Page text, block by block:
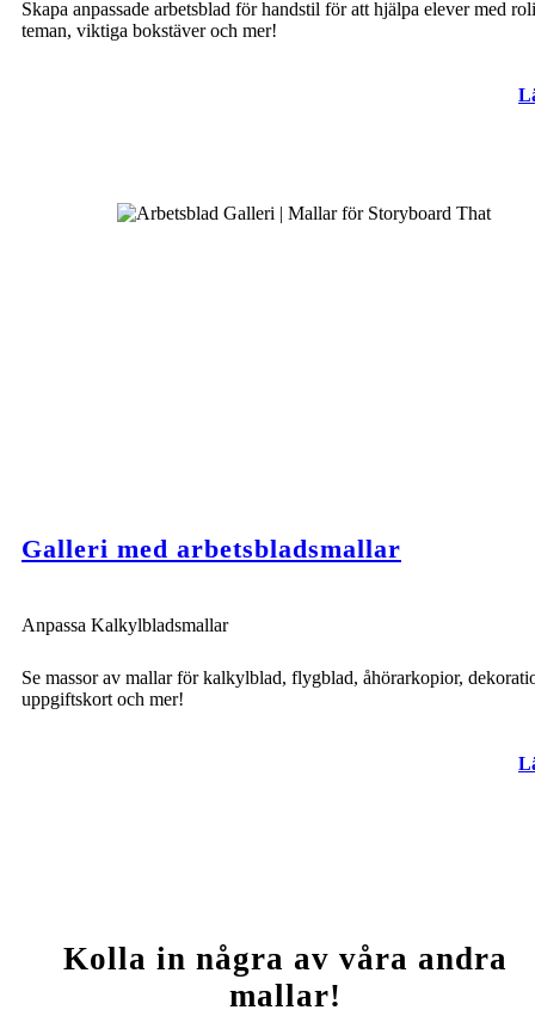
Skapa anpassade arbetsblad för handstil för att hjälpa elever med
teman, viktiga bokstäver och mer!
Galleri med arbetsbladsmallar
Anpassa Kalkylbladsmallar
Se massor av mallar för kalkylblad, flygblad, åhörarkopior,
uppgiftskort och mer!
Kolla in några av våra andra
mallar!